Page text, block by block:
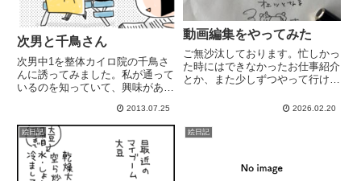
次男と千鳥さん
次男中1を整体カイロ院の千鳥さ
んに誘ってみました。私が通って
いるのを知っていて、興味があっ
お願いし、その後も1度施術して
いただきました。また来週お邪魔
します。姿勢と自律神経が気にな
るところ。若いからでしょう
ね、...
2013.07.25
動画編集をやってみた
ご無沙汰しております。忙しかっ
た時にはできなかったお仕事紹介
とか、また少しずつやって行けた
とその先のクライアント様にも喜
て、大喜びの舞♪さて、確定申告
2026.02.20
絵日記 絵日記